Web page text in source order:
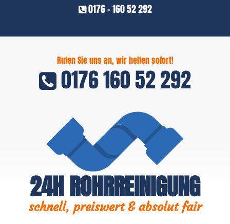
0176 - 160 52 292
Rufen Sie uns an, wir helfen sofort!
0176 160 52 292
24H ROHRREINIGUNG
schnell, preiswert & absolut fair